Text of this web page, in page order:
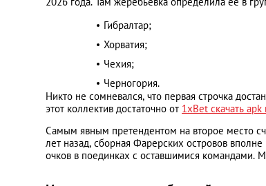
Россия
Словакия
Словения
США
Гибралтар;
Хорватия;
Чехия;
Черногория.
Никто не сомневался, что первая строчка
этот коллектив достаточно от 1xBet скачать
Самым явным претендентом на второе место
лет назад, сборная Фарерских островов
очков в поединках с оставшимися командами.